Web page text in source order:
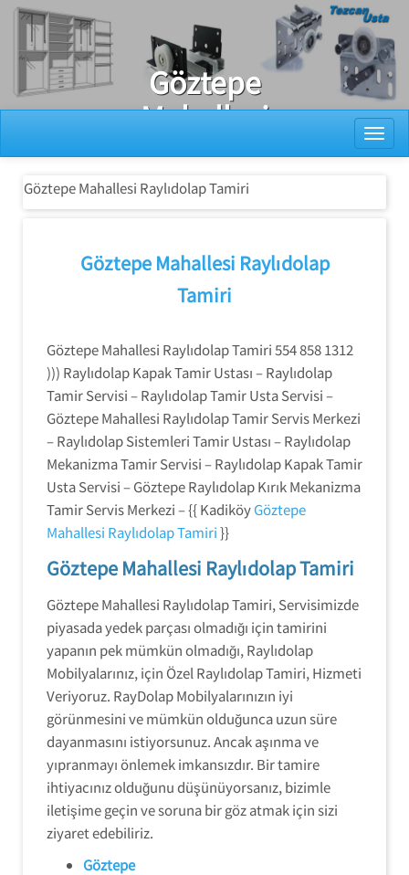
Ray Dolap Tamiri
Göztepe
Mahallesi
Raylıdolap
Tamiri
Göztepe Mahallesi Raylıdolap Tamiri
Göztepe Mahallesi Raylıdolap
Tamiri
Göztepe Mahallesi Raylıdolap Tamiri 554 858 1312
))) Raylıdolap Kapak Tamir Ustası – Raylıdolap
Tamir Servisi – Raylıdolap Tamir Usta Servisi –
Göztepe Mahallesi Raylıdolap Tamir Servis Merkezi
– Raylıdolap Sistemleri Tamir Ustası – Raylıdolap
Mekanizma Tamir Servisi – Raylıdolap Kapak Tamir
Usta Servisi – Göztepe Raylıdolap Kırık Mekanizma
Tamir Servis Merkezi – {{ KadiköyGöztepe
Mahallesi Raylıdolap Tamiri}}
Göztepe Mahallesi Raylıdolap Tamiri
Göztepe Mahallesi Raylıdolap Tamiri, Servisimizde
piyasada yedek parçası olmadığı için tamirini
yapanın pek mümkün olmadığı, Raylıdolap
Mobilyalarınız, için Özel Raylıdolap Tamiri, Hizmeti
Veriyoruz. RayDolap Mobilyalarınızın iyi
görünmesini ve mümkün olduğunca uzun süre
dayanmasını istiyorsunuz. Ancak aşınma ve
yıpranmayı önlemek imkansızdır. Bir tamire
ihtiyacınız olduğunu düşünüyorsanız, bizimle
iletişime geçin ve soruna bir göz atmak için sizi
ziyaret edebiliriz.
Göztepe